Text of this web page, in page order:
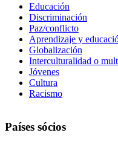
Educación
Discriminación
Paz/conflicto
Aprendizaje y
Globalización
Interculturalidad o
Jóvenes
Cultura
Racismo
Países sócios